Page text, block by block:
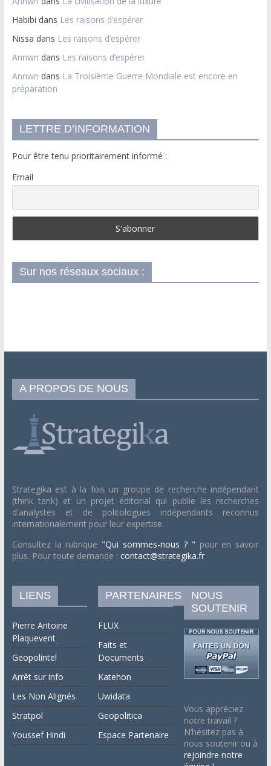
Habibi dans Les raisons d’espérer
Nissa dans Les raisons d’espérer
Annwn dans Les raisons d’espérer
Annwn dans La Troisième Guerre Mondiale est encore en
préparation
LETTRE D’INFORMATION
Pour être tenu prioritairement informé :
Email
Sur nos réseaux sociaux :
A PROPOS DE NOUS
Strategika est à la fois un groupe de recherche indépendant
(think tank) et un projet éditorial qui publie les recherches
d'analystes et de politologues indépendants reconnus
internationalement pour leur expertise.
Consultez la rubrique "Qui sommes-nous ? " pour en savoir
plus. Pour toute demande : contact@strategika.fr
LIENS
Pierre Antoine
Plaquevent
Geopolintel
Arrêt sur info
Les Non Alignés
Stratpol
Youssef Hindi
PARTENAIRES
FLUX
Faits et
Documents
Katehon
Uwidata
Geopolitica
Espace Partenaire
NOUS
SOUTENIR
Vous appréciez
notre travail ?
N’hésitez pas à
nous soutenir ou à
rejoindre notre